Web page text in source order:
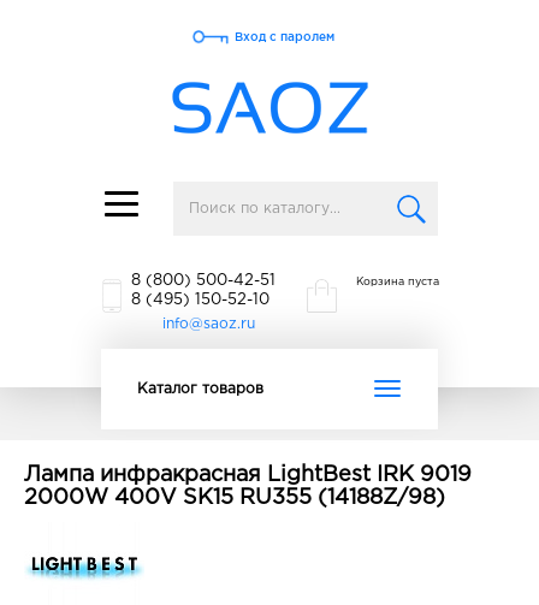
Toggle
navigation
Вход с паролем
8 (800) 500-42-51
8 (495) 150-52-10
info@saoz.ru
Корзина пуста
Toggle
Каталог товаров
Лампа инфракрасная LightBest IRK 9019
2000W 400V SK15 RU355 (14188Z/98)